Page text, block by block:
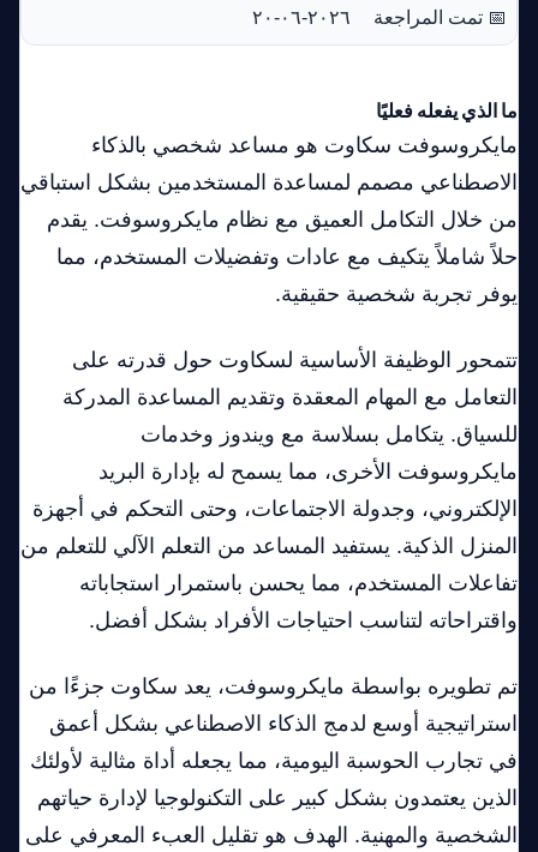
📅 تمت المراجعة ٢٠٢٦-٠٦-٢٠
ما الذي يفعله فعليًا
مايكروسوفت سكاوت هو مساعد شخصي بالذكاء
الاصطناعي مصمم لمساعدة المستخدمين بشكل استباقي
من خلال التكامل العميق مع نظام مايكروسوفت. يقدم
حلاً شاملاً يتكيف مع عادات وتفضيلات المستخدم، مما
يوفر تجربة شخصية حقيقية.
تتمحور الوظيفة الأساسية لسكاوت حول قدرته على
التعامل مع المهام المعقدة وتقديم المساعدة المدركة
للسياق. يتكامل بسلاسة مع ويندوز وخدمات
مايكروسوفت الأخرى، مما يسمح له بإدارة البريد
الإلكتروني، وجدولة الاجتماعات، وحتى التحكم في أجهزة
المنزل الذكية. يستفيد المساعد من التعلم الآلي للتعلم من
تفاعلات المستخدم، مما يحسن باستمرار استجاباته
واقتراحاته لتناسب احتياجات الأفراد بشكل أفضل.
تم تطويره بواسطة مايكروسوفت، يعد سكاوت جزءًا من
استراتيجية أوسع لدمج الذكاء الاصطناعي بشكل أعمق
في تجارب الحوسبة اليومية، مما يجعله أداة مثالية لأولئك
الذين يعتمدون بشكل كبير على التكنولوجيا لإدارة حياتهم
الشخصية والمهنية. الهدف هو تقليل العبء المعرفي على